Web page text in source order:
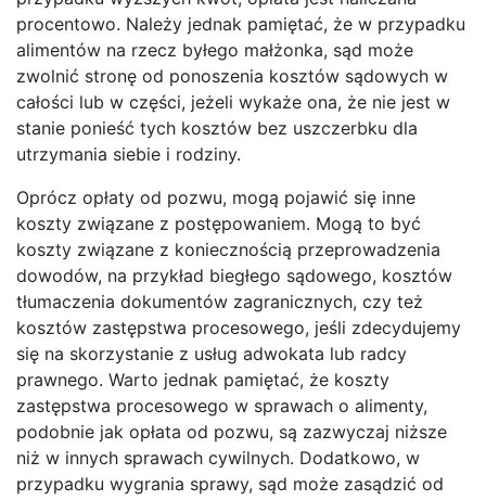
procentowo. Należy jednak pamiętać, że w przypadku
alimentów na rzecz byłego małżonka, sąd może
zwolnić stronę od ponoszenia kosztów sądowych w
całości lub w części, jeżeli wykaże ona, że nie jest w
stanie ponieść tych kosztów bez uszczerbku dla
utrzymania siebie i rodziny.
Oprócz opłaty od pozwu, mogą pojawić się inne
koszty związane z postępowaniem. Mogą to być
koszty związane z koniecznością przeprowadzenia
dowodów, na przykład biegłego sądowego, kosztów
tłumaczenia dokumentów zagranicznych, czy też
kosztów zastępstwa procesowego, jeśli zdecydujemy
się na skorzystanie z usług adwokata lub radcy
prawnego. Warto jednak pamiętać, że koszty
zastępstwa procesowego w sprawach o alimenty,
podobnie jak opłata od pozwu, są zazwyczaj niższe
niż w innych sprawach cywilnych. Dodatkowo, w
przypadku wygrania sprawy, sąd może zasądzić od